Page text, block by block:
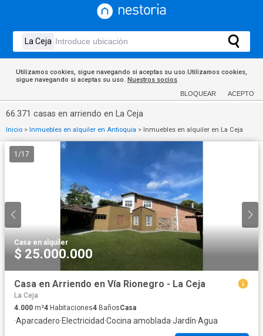
Utilizamos cookies, sigue navegando si aceptas su uso.Utilizamos cookies,
sigue navegando si aceptas su uso. Nuestros socios
BLOQUEAR ACEPTO
66.371 casas en arriendo en La Ceja
Inicio > Inmuebles en alquiler en Antioquia > Inmuebles en alquiler en La Ceja
1 /17
Casa·en alquiler
$ 25.000.000
Casa en Arriendo en Vía Rionegro - La Ceja
La Ceja
4.000 m²4 Habitaciones4 BañosCasa
·Aparcadero·Electricidad·Cocina amoblada·Jardín·Agua